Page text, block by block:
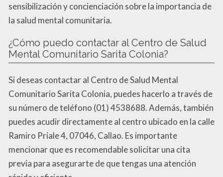
sensibilización y concienciación sobre la importancia de
la salud mental comunitaria.
¿Cómo puedo contactar al Centro de Salud
Mental Comunitario Sarita Colonia?
Si deseas contactar al Centro de Salud Mental
Comunitario Sarita Colonia, puedes hacerlo a través de
su número de teléfono (01) 4538688. Además, también
puedes acudir directamente al centro ubicado en la calle
Ramiro Priale 4, 07046, Callao. Es importante
mencionar que es recomendable solicitar una cita
previa para asegurarte de que tengas una atención